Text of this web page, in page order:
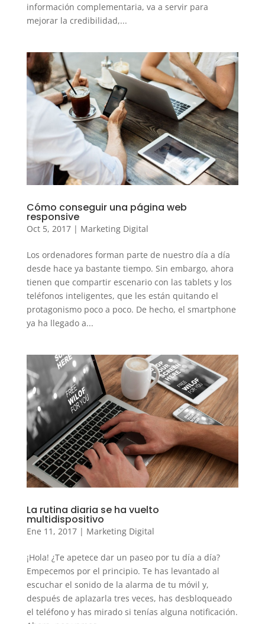
información complementaria, va a servir para
mejorar la credibilidad,...
Cómo conseguir una página web
responsive
Oct 5, 2017| Marketing Digital
Los ordenadores forman parte de nuestro día a día
desde hace ya bastante tiempo. Sin embargo, ahora
tienen que compartir escenario con las tablets y los
teléfonos inteligentes, que les están quitando el
protagonismo poco a poco. De hecho, el smartphone
ya ha llegado a...
La rutina diaria se ha vuelto
multidispositivo
Ene 11, 2017| Marketing Digital
¡Hola! ¿Te apetece dar un paseo por tu día a día?
Empecemos por el principio. Te has levantado al
escuchar el sonido de la alarma de tu móvil y,
después de aplazarla tres veces, has desbloqueado
el teléfono y has mirado si tenías alguna notificación.